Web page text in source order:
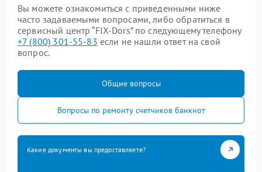
Вы можете ознакомиться с приведенными ниже
часто задаваемыми вопросами, либо обратиться в
сервисный центр “FIX-Dors” по следующему телефону
+7 (800) 301-55-83 если не нашли ответ на свой
вопрос.
Общие вопросы
Вопросы по ремонту счетчиков банкнот
Какие документы вы предоставляете?